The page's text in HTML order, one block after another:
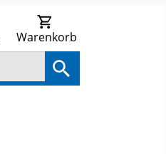
Warenkorb